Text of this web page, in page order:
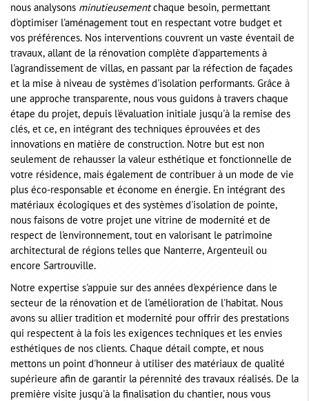
nous analysons minutieusementchaque besoin, permettant
d'optimiser l'aménagement tout en respectant votre budget et
vos préférences. Nos interventions couvrent un vaste éventail de
travaux, allant de la rénovation complète d'appartements à
l'agrandissement de villas, en passant par la réfection de façades
et la mise à niveau de systèmes d'isolation performants. Grâce à
une approche transparente, nous vous guidons à travers chaque
étape du projet, depuis l'évaluation initiale jusqu'à la remise des
clés, et ce, en intégrant des techniques éprouvées et des
innovations en matière de construction. Notre but est non
seulement de rehausser la valeur esthétique et fonctionnelle de
votre résidence, mais également de contribuer à un mode de vie
plus éco-responsable et économe en énergie. En intégrant des
matériaux écologiques et des systèmes d'isolation de pointe,
nous faisons de votre projet une vitrine de modernité et de
respect de l'environnement, tout en valorisant le patrimoine
architectural de régions telles que Nanterre, Argenteuil ou
encore Sartrouville.
Notre expertise s'appuie sur des années d'expérience dans le
secteur de la rénovation et de l'amélioration de l'habitat. Nous
avons su allier tradition et modernité pour offrir des prestations
qui respectent à la fois les exigences techniques et les envies
esthétiques de nos clients. Chaque détail compte, et nous
mettons un point d'honneur à utiliser des matériaux de qualité
supérieure afin de garantir la pérennité des travaux réalisés. De la
première visite jusqu'à la finalisation du chantier, nous vous